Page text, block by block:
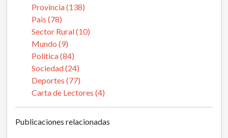
Provincia (138)
Pais (78)
Sector Rural (10)
Mundo (9)
Politica (84)
Sociedad (24)
Deportes (77)
Carta de Lectores (4)
Publicaciones relacionadas